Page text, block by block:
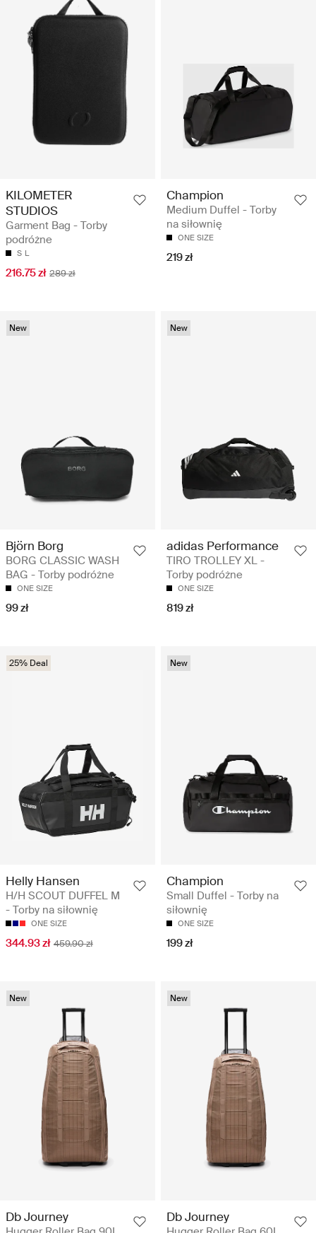
KILOMETER
STUDIOS
Garment Bag - Torby
podróżne
S L
216.75 zł 289 zł
Champion
Medium Duffel - Torby
na siłownię
ONE SIZE
219 zł
New
Björn Borg
BORG CLASSIC WASH
BAG - Torby podróżne
ONE SIZE
99 zł
New
adidas Performance
TIRO TROLLEY XL -
Torby podróżne
ONE SIZE
819 zł
25% Deal
Helly Hansen
H/H SCOUT DUFFEL M
- Torby na siłownię
ONE SIZE
344.93 zł 459.90 zł
New
Champion
Small Duffel - Torby na
siłownię
ONE SIZE
199 zł
New
Db Journey
New
Db Journey